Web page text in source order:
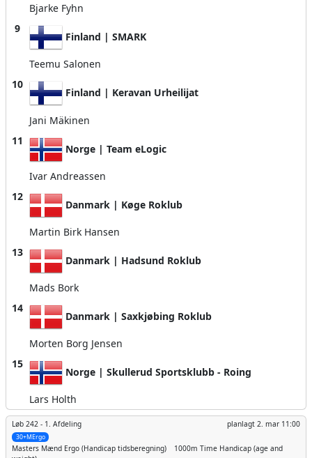
Bjarke Fyhn
9
Finland | SMARK
Teemu Salonen
10
Finland | Keravan Urheilijat
Jani Mäkinen
11
Norge | Team eLogic
Ivar Andreassen
12
Danmark | Køge Roklub
Martin Birk Hansen
13
Danmark | Hadsund Roklub
Mads Bork
14
Danmark | Saxkjøbing Roklub
Morten Borg Jensen
15
Norge | Skullerud Sportsklubb - Roing
Lars Holth
Løb 242 - 1. Afdeling planlagt 2. mar 11:00
30+MErgo
Masters Mænd Ergo (Handicap tidsberegning) 1000m Time Handicap (age and